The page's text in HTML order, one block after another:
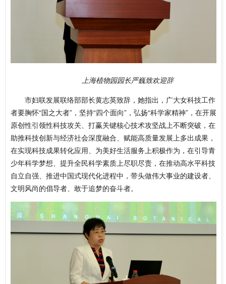
上海植物园园长严巍致欢迎辞
市妇联发展联络部部长黄志英致辞，她指出，广大女科技工作
者要胸怀“国之大者”，坚持“四个面向”，弘扬“科学家精神”，在开展
原创性引领性科技攻关、打赢关键核心技术攻坚战上不断突破，在
助推科技创新与经济社会深度融合、赋能高质量发展上多出成果，
在实现科技成果转化应用、为美好生活服务上积极作为，在引导青
少年科学梦想、提升全民科学素质上尽职尽责，在推动高水平科技
自立自强、推进中国式现代化进程中，带头做伟大事业的建设者、
文明风尚的倡导者、敢于追梦的奋斗者。